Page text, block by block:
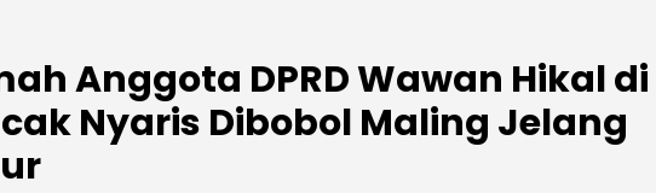
Anggota DPRD Wawan Hikal di
Nyaris Dibobol Maling Jelang